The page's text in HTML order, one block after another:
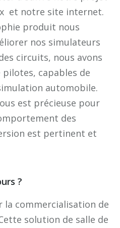
et notre site internet.
produit nous
nos simulateurs
circuits, nous avons
capables de
automobile.
est précieuse pour
des
est pertinent et
?
la commercialisation de
solution de salle de